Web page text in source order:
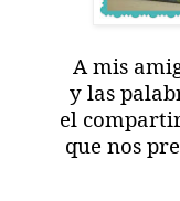
A mis
y las
el
que nos